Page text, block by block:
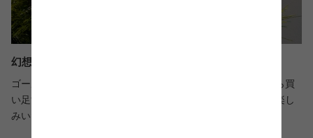
幻想的な雰囲気を楽しめるLEDライト
ゴールドに輝く優しい明りで、幻想的なお部屋を演出。後から買
い足す必要が無く、届いたその日からイルミネーションをお楽し
みいただけます。